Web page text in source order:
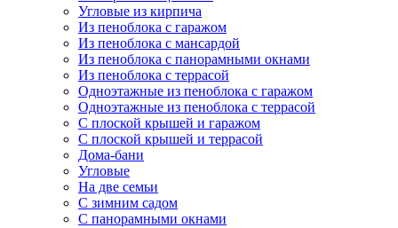
Угловые из кирпича
Из пеноблока с гаражом
Из пеноблока с мансардой
Из пеноблока с панорамными окнами
Из пеноблока с террасой
Одноэтажные из пеноблока с гаражом
Одноэтажные из пеноблока с террасой
С плоской крышей и гаражом
С плоской крышей и террасой
Дома-бани
Угловые
На две семьи
С зимним садом
С панорамными окнами